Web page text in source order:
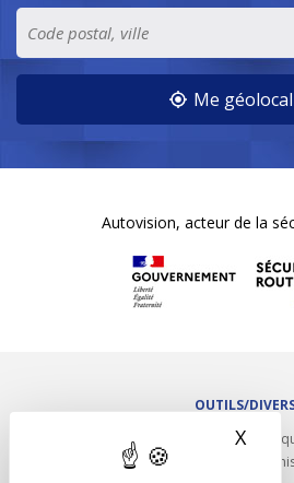
X
Me
Autovision, acteur de la
OUTILS/
Rappel contrôle
Partenariats/